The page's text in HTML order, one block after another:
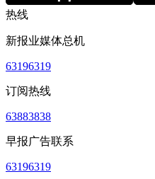
热线
新报业媒体总机
63196319
订阅热线
63883838
早报广告联系
63196319